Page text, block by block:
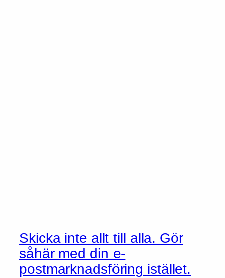
Skicka inte allt till alla. Gör
såhär med din e-
postmarknadsföring istället.